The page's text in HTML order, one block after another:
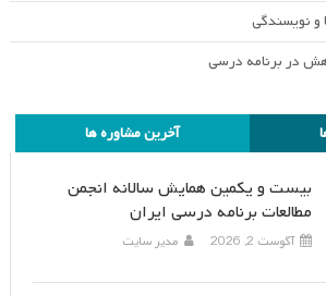
و نویسندگی
در برنامه درسی
آخرین مشاوره ها
بیست و یکمین همایش سالانه انجمن
مطالعات برنامه درسی ایران
آگوست 2, 2026 مدیر سایت